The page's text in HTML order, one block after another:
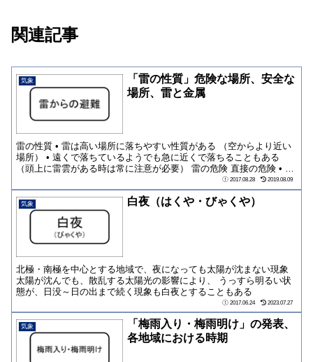
関連記事
気象
「雷の性質」危険な場所、安全な
場所、雷と金属
雷の性質 • 雷は高い場所に落ちやすい性質がある （空からより近い
場所） • 遠くで落ちているようでも急に近くで落ちることもある
（頭上に雷雲がある時は常に注意が必要） 雷の危険 直接の危険 • 人
2017.08.28 2019.08.09
気象 白夜（はくや・びゃくや）
北極・南極を中心とする地域で、夜になっても太陽が沈まない現象
太陽が沈んでも、散乱する太陽光の影響により、 うっすら明るい状
態が、日没～日の出まで続く現象も白夜とすることもある
2017.06.24 2023.07.27
気象
「梅雨入り・梅雨明け」の発表、
各地域における時期